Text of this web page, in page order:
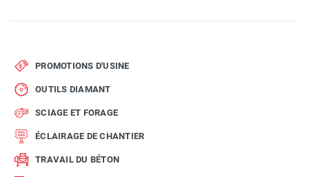
PROMOTIONS D'USINE
OUTILS DIAMANT
SCIAGE ET FORAGE
ÉCLAIRAGE DE CHANTIER
TRAVAIL DU BÉTON